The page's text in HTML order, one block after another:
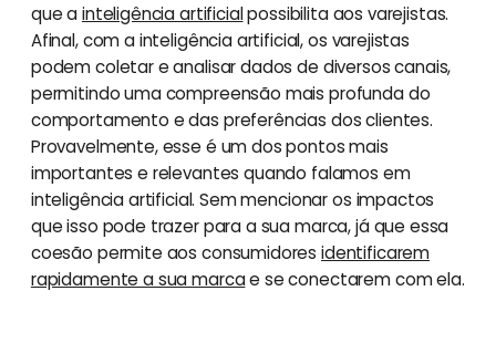
que ainteligência artificialpossibilita aos varejistas.
Afinal, com a inteligência artificial, os varejistas
podem coletar e analisar dados de diversos canais,
permitindo uma compreensão mais profunda do
comportamento e das preferências dos clientes.
Provavelmente, esse é um dos pontos mais
importantes e relevantes quando falamos em
inteligência artificial. Sem mencionar os impactos
que isso pode trazer para a sua marca, já que essa
coesão permite aos consumidoresidentificarem
rapidamente a sua marcae se conectarem com ela.